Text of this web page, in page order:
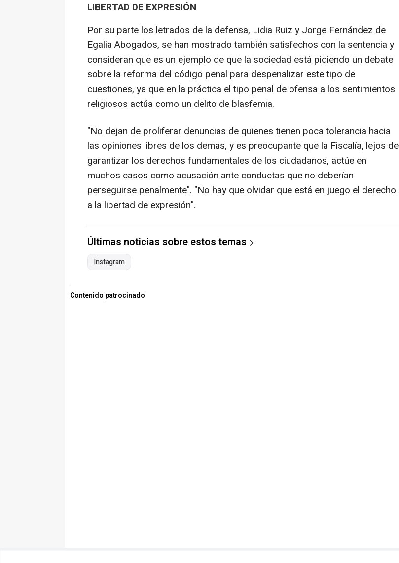
LIBERTAD DE EXPRESIÓN
Por su parte los letrados de la defensa, Lidia Ruiz y Jorge Fernández de
Egalia Abogados, se han mostrado también satisfechos con la sentencia y
consideran que es un ejemplo de que la sociedad está pidiendo un debate
sobre la reforma del código penal para despenalizar este tipo de
cuestiones, ya que en la práctica el tipo penal de ofensa a los sentimientos
religiosos actúa como un delito de blasfemia.
"No dejan de proliferar denuncias de quienes tienen poca tolerancia hacia
las opiniones libres de los demás, y es preocupante que la Fiscalía, lejos de
garantizar los derechos fundamentales de los ciudadanos, actúe en
muchos casos como acusación ante conductas que no deberían
perseguirse penalmente". "No hay que olvidar que está en juego el derecho
a la libertad de expresión".
Últimas noticias sobre estos temas
Instagram
Contenido patrocinado